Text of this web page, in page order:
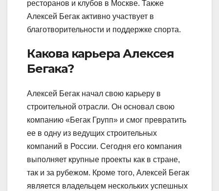
ресторанов и клубов в Москве. Также
Алексей Бегак активно участвует в
благотворительности и поддержке спорта.
Какова карьера Алексея
Бегака?
Алексей Бегак начал свою карьеру в
строительной отрасли. Он основал свою
компанию «Бегак Групп» и смог превратить
ее в одну из ведущих строительных
компаний в России. Сегодня его компания
выполняет крупные проекты как в стране,
так и за рубежом. Кроме того, Алексей Бегак
является владельцем нескольких успешных